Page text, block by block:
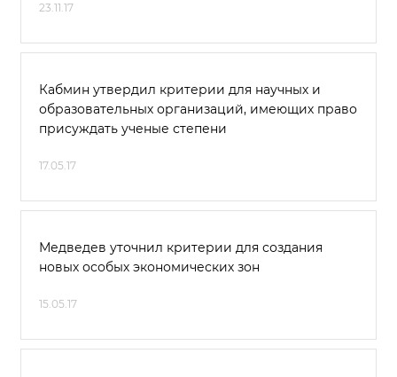
23.11.17
Кабмин утвердил критерии для научных и
образовательных организаций, имеющих право
присуждать ученые степени
17.05.17
Медведев уточнил критерии для создания
новых особых экономических зон
15.05.17